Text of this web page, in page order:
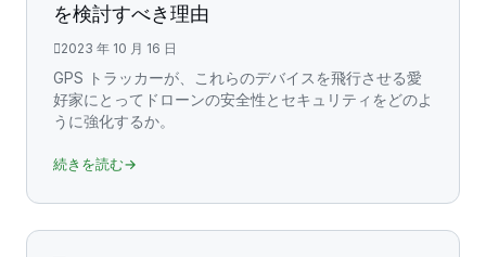
を検討すべき理由
2023 年 10 月 16 日
GPS トラッカーが、これらのデバイスを飛行させる愛
好家にとってドローンの安全性とセキュリティをどのよ
うに強化するか。
続きを読む→